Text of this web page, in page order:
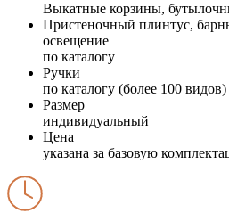
Выкатные корзины,
Пристеночный плинтус,
освещение
по каталогу
Ручки
по каталогу (более 100 видов)
Размер
индивидуальный
Цена
указана за базовую